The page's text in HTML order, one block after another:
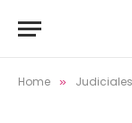
Home » Judiciales